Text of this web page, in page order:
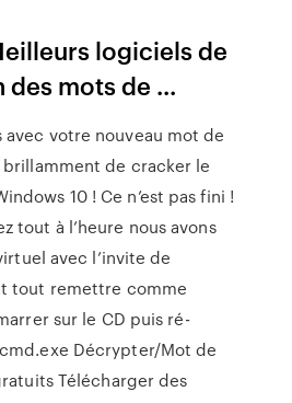
logiciels de
mots de ...
avec votre nouveau mot de
brillamment de cracker le
10 ! Ce n’est pas fini !
tout à l’heure nous avons
avec l’invite de
tout remettre comme
sur le CD puis ré-
Décrypter/Mot de
Télécharger des